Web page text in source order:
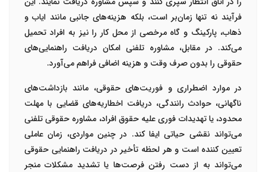
فرآیند نه تنها زمان‌بر است، بلکه هزینه‌های جانبی مانند ایاب و
ذهاب، پارکینگ و گاه مرخصی از محل کار را نیز به افراد تحمیل
می‌کند. در مقابل، مشاوره تلفنی امکان دریافت راهنمایی‌های
حقوقی را بدون صرف وقت و هزینه اضافی فراهم می‌آورد.
در موارد اضطراری و فوریت‌های حقوقی، مانند بازداشت‌های
ناگهانی، حوادث رانندگی، دریافت اخطاریه‌های قضایی با مهلت
محدود، یا تهدیدات فوری علیه حقوق افراد، مشاوره حقوقی تلفنی
می‌تواند نقشی حیاتی ایفا کند. در چنین مواردی، زمان عاملی
تعیین کننده است و هر لحظه تأخیر در دریافت راهنمایی حقوقی
می‌تواند به از دست رفتن فرصت‌ها یا تشدید مشکلات منجر